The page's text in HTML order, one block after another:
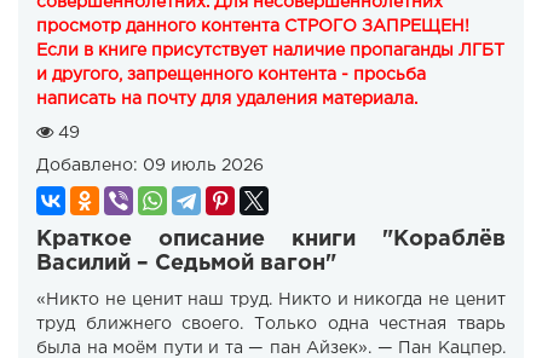
просмотр данного контента СТРОГО ЗАПРЕЩЕН!
Если в книге присутствует наличие пропаганды ЛГБТ
и другого, запрещенного контента - просьба
написать на почту для удаления материала.
49
Добавлено: 09 июль 2026
Краткое описание книги "Кораблёв
Василий – Седьмой вагон"
«Никто не ценит наш труд. Никто и никогда не ценит
труд ближнего своего. Только одна честная тварь
была на моём пути и та — пан Айзек». — Пан Кацпер.